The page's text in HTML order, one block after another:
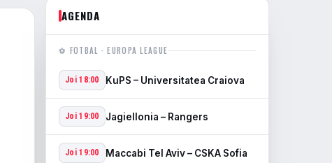
AGENDA
⚽ FOTBAL · EUROPA LEAGUE
Joi 18:00 KuPS – Universitatea Craiova
Joi 19:00 Jagiellonia – Rangers
Joi 19:00 Maccabi Tel Aviv – CSKA Sofia